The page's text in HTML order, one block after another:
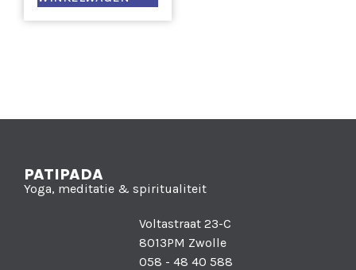
PATIPADA
Yoga, meditatie & spiritualiteit
Voltastraat 23-C
8013PM Zwolle
058 - 48 40 588